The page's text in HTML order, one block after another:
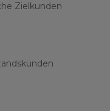
Zielkunden